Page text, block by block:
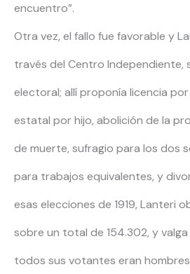
encuentro”.
Otra vez, el fallo fue favorable y
través del Centro Independiente,
electoral; allí proponía licencia
estatal por hijo, abolición de la
de muerte, sufragio para los dos
para trabajos equivalentes, y
esas elecciones de 1919, Lanteri
sobre un total de 154.302, y
todos sus votantes eran